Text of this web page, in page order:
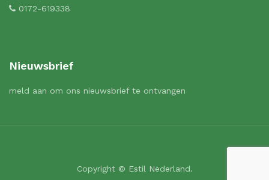
0172-619338
Nieuwsbrief
meld aan om ons nieuwsbrief te ontvangen
Copyright © Estil Nederland.